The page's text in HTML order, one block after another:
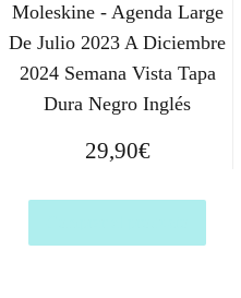
Moleskine - Agenda Large
De Julio 2023 A Diciembre
2024 Semana Vista Tapa
Dura Negro Inglés
29,90€